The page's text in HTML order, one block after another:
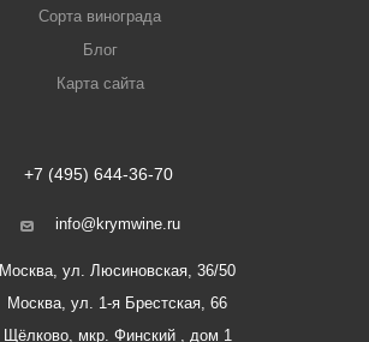
Сорта винограда
Блог
Карта сайта
+7 (495) 644-36-70
info@krymwine.ru
Москва, ул. Люсиновская, 36/50
Москва, ул. 1-я Брестская, 66
Щёлково, мкр. Финский , дом 1